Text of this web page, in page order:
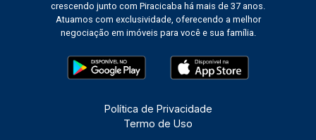
crescendo junto com Piracicaba há mais de 37 anos.
Atuamos com exclusividade, oferecendo a melhor
negociação em imóveis para você e sua família.
Política de Privacidade
Termo de Uso